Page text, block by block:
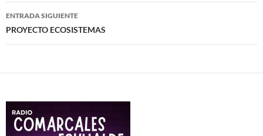
entradas
ENTRADA SIGUIENTE
PROYECTO ECOSISTEMAS